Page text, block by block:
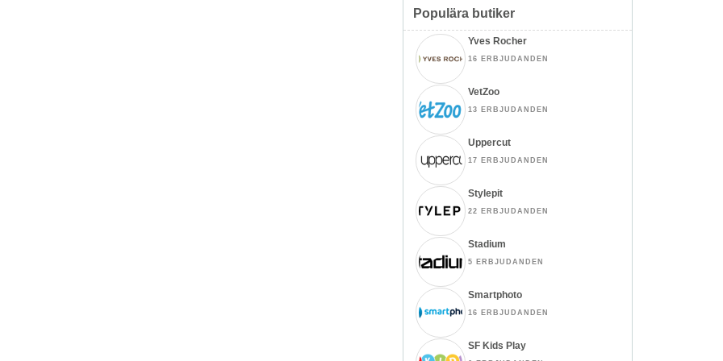
Populära butiker
Yves Rocher
16 ERBJUDANDEN
VetZoo
13 ERBJUDANDEN
Uppercut
17 ERBJUDANDEN
Stylepit
22 ERBJUDANDEN
Stadium
5 ERBJUDANDEN
Smartphoto
16 ERBJUDANDEN
SF Kids Play